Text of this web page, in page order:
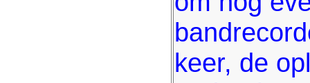
keer, de